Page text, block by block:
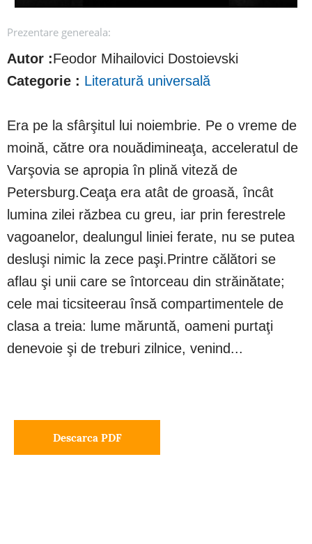
Prezentare genereala:
Autor :Feodor Mihailovici Dostoievski
Categorie : Literatură universală
Era pe la sfârşitul lui noiembrie. Pe o vreme de
moină, către ora nouădimineaţa, acceleratul de
Varşovia se apropia în plină viteză de
Petersburg.Ceaţa era atât de groasă, încât
lumina zilei răzbea cu greu, iar prin ferestrele
vagoanelor, dealungul liniei ferate, nu se putea
desluşi nimic la zece paşi.Printre călători se
aflau şi unii care se întorceau din străinătate;
cele mai ticsiteerau însă compartimentele de
clasa a treia: lume măruntă, oameni purtaţi
denevoie şi de treburi zilnice, venind...
Descarca PDF